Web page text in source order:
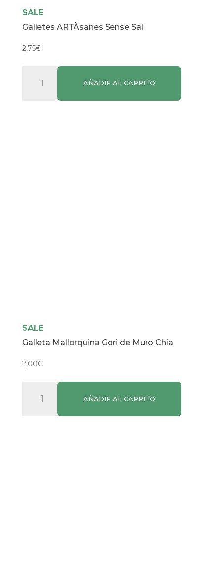
SALE
Galletes ARTÀsanes Sense Sal
2,75€
ARTÀsanes
AÑADIR AL CARRITO
SALE
Galleta Mallorquina Gori de Muro Chía
2,00€
Mallorquina
AÑADIR AL CARRITO